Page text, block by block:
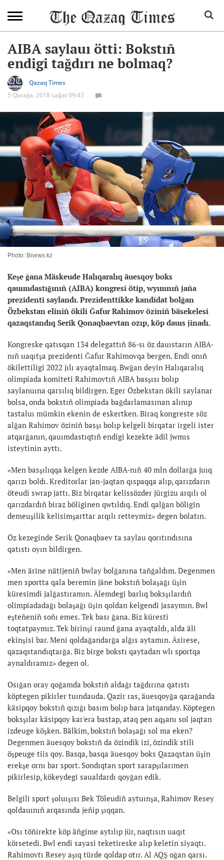
AIBA saylauı ötti: Bokstıñ
endigi tağdırı ne bolmaq?
Qazaq Times
5 Qaraşa, 2018 sağat 09:43
Photo: Bnews.kz
Keşe ğana Mäskeude Halıqaralıq äuesqoy boks
qauımdastığınıñ (AIBA) kongresi ötip, wyımnıñ jaña
prezidenti saylandı. Prezidenttikke kandidat bolğan
Özbekstan eliniñ ökili Ğafur Rahimov öziniñ bäsekelesi
qazaqstandıq Serik Qonaqbaevtan ozıp, köp dauıs jinadı.
Kongreske qatısqan 134 delegattıñ 86-sı öz dauıstarın AIBA-
nıñ uaqıtşa prezidenti Ğafur Rahimovqa bergen. Endi onıñ
ökilettiligi 2022 jılı ayaqtalmaq. Bwğan deyin Halıqaralıq
olimpiada komiteti Rahimovtıñ AIBA basşısı bolıp
saylanuına qarsılıq bildirgen. Eger Özbekstan ökili saylanar
bolsa, onda bokstıñ olimpiada bağdarlamasınan alınıp
tastaluı mümkin ekenin de eskertken. Biraq kongreste söz
alğan Rahimov öziniñ basşı bolıp kelgeli birqatar irgeli ister
atqarğanın, qauımdastıqtıñ endigi kezekte ädil jwmıs
isteytinin ayttı.
«Men basşılıqqa kelgen kezde AIBA-nıñ 40 mln dollarğa juıq
qarızı boldı. Kreditorlar jan-jaqtan qıspaqqa alıp, qarızdarın
öteudi swrap jattı. Biz birqatar kelissözder jürgizu arqılı ol
qarızdardıñ biraz böliginen qwtıldıq. Endi qalğan böligin
demeuşilik kelisimşarttar arqılı retteymiz» degen bolatın.
Öz kezeginde Serik Qonaqbaev ta saylau qorıtındısına
qatıstı oyın bildirgen.
«Men ärine nätijeniñ bwlay bolğanına tañğaldım. Degenmen
men sportta qala beremin jäne bokstıñ bolaşağı üşin
küresimdi jalğastıramın. Älemdegi barlıq boksşılardıñ
olimpiadadağı bolaşağı üşin qoldan kelgendi jasaymın. Bwl
eşteñeniñ soñı emes. Tek bası ğana. Biz küresti
toqtatpaymız. Tek birinşi raund ğana ayaqtaldı, alda äli
ekinşisi bar. Meni qoldağandarğa alğıs aytamın. Äsirese,
qazaqstandıqtarğa. Biz birge bokstı qaytadan wlı sportqa
aynaldıramız» degen ol.
Osığan oray qoğamda bokstıñ aldağı tağdırına qatıstı
köptegen pikirler tuındauda. Qazir ras, äuesqoyğa qarağanda
käsipqoy bokstıñ qızığı basım bolıp bara jatqanday. Köptegen
boksşılar käsipqoy kar'era bastap, ataq pen aqşanı sol jaqtan
izdeuge köşken. Bälkim, bokstıñ bolaşağı sol ma eken?
Degenmen äuesqoy bokstıñ da özindik izi, özindik stili
öşpeuge tiis qoy. Basqa, basqa äuesqoy boks Qazaqstan üşin
erekşe ornı bar sport. Sondıqtan sport sarapşılarımen
pikirlesip, kökeydegi saualdardı qoyğan edik.
Belgili sport şoluışısı Bek Töleudiñ aytuınşa, Rahimov Resey
qoldauınıñ arqasında jeñip şıqqan.
«Osı töñirekte köp äñgime aytılıp jür, naqtısın uaqıt
körsetedi. Bwl endi sayasi teketireske alıp keletin siyaqtı.
Rahimovtı Resey aşıq türde qoldap otır. Al AQŞ oğan qarsı.